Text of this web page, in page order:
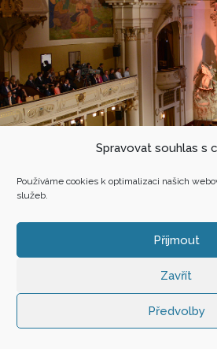
Spravovat souhlas s
Používáme cookies k optimalizaci našich
služeb.
Příjmout
Zavřít
Předvolby